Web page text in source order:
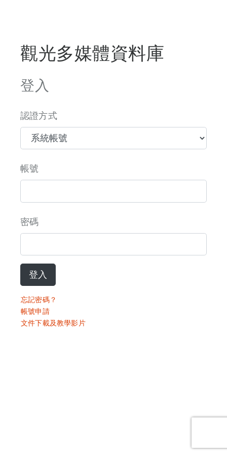
觀光多媒體資料庫
登入
認證方式
帳號
密碼
登入
忘記密碼？
帳號申請
文件下載及教學影片